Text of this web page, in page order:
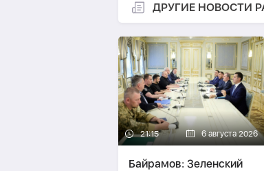
ДРУГИЕ НОВОСТИ
21:15 6 августа 2026
Байрамов: Зеленский